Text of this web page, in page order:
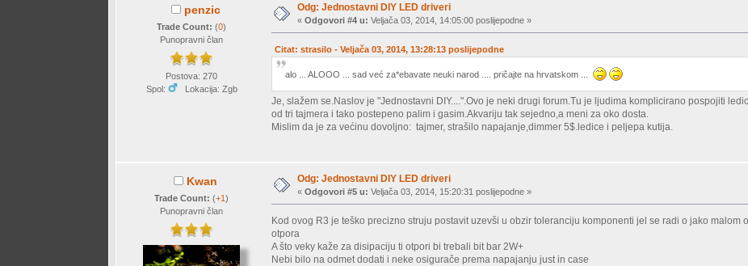
penzic
Trade Count:(0)
Punopravni član
Postova: 270
Spol:
Lokacija: Zgb
Odg: Jednostavni DIY LED driveri
«Odgovori #4 u: Veljača 03, 2014, 14:05:00 poslijepodne »
Citat: strasilo - Veljača 03, 2014, 13:28:13 poslijepodne
alo ... ALOOO ... sad već za*ebavate neuki narod .... pričajte na hrvatskom ...
Je, slažem se.Naslov je "Jednostavni DIY....".Ovo je neki drugi forum.Tu je ljudima komplicirano pospojiti
od tri tajmera i tako postepeno palim i gasim.Akvariju tak sejedno,a meni za oko dosta.
Mislim da je za većinu dovoljno: tajmer, strašilo napajanje,dimmer 5$.ledice i peljepa kutija.
Kwan
Trade Count:(+1)
Punopravni član
Odg: Jednostavni DIY LED driveri
«Odgovori #5 u: Veljača 03, 2014, 15:20:31 poslijepodne »
Kod ovog R3 je teško precizno struju postavit uzevši u obzir toleranciju komponenti jel se radi o jako malom
otpora
A što veky kaže za disipaciju ti otpori bi trebali bit bar 2W+
Nebi bilo na odmet dodati i neke osigurače prema napajanju just in case